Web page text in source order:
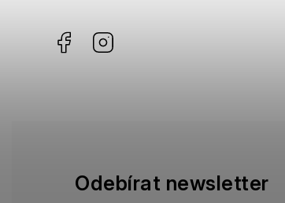
Facebook
Odebírat newsletter